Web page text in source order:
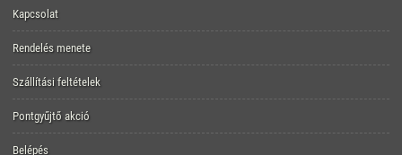
Kapcsolat
Rendelés menete
Szállítási feltételek
Pontgyűjtő akció
Belépés